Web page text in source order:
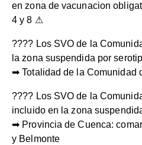
en zona de vacunacion
4 y 8 ⚠
???? Los SVO de la
la zona suspendida por
➡ Totalidad de la Comunidad
???? Los SVO de la
incluido en la zona
➡ Provincia de Cuenca:
y Belmonte